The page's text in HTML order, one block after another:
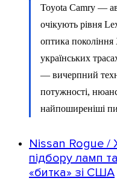
Toyota Camry —
очікують рівня
оптика
українських
— вичерпний
потужності,
найпоширеніші
Nissan Rogue /
підбору ламп
«битка» зі США